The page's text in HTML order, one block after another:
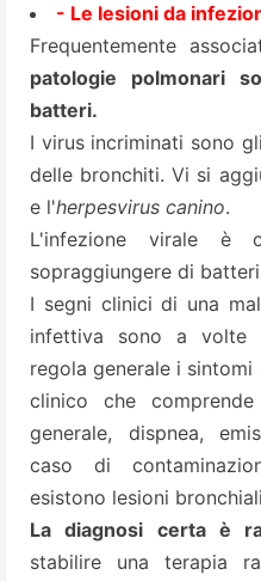
- Le lesioni da
Frequentemente
patologie polmonari
batteri.
I virus incriminati sono
delle bronchiti. Vi si
e l'herpesvirus canino.
L'infezione virale è
sopraggiungere di
I segni clinici di una
infettiva sono a volte
regola generale i
clinico che
generale, dispnea,
caso di
esistono lesioni
La diagnosi certa è
stabilire una terapia